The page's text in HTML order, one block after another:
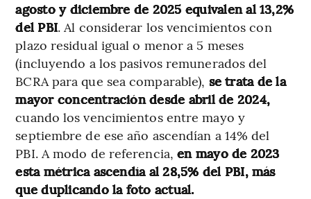
agosto y diciembre de 2025 equivalen al 13,2%
del PBI. Al considerar los vencimientos con
plazo residual igual o menor a 5 meses
(incluyendo a los pasivos remunerados del
BCRA para que sea comparable), se trata de la
mayor concentración desde abril de 2024,
cuando los vencimientos entre mayo y
septiembre de ese año ascendían a 14% del
PBI. A modo de referencia,en mayo de 2023
esta métrica ascendía al 28,5% del PBI, más
que duplicando la foto actual.